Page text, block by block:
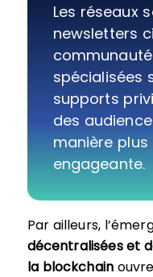
Les réseaux
newsletters
spécialisées
supports
des
manière
engageante.
Par ailleurs,
décentralisées et
la blockchain